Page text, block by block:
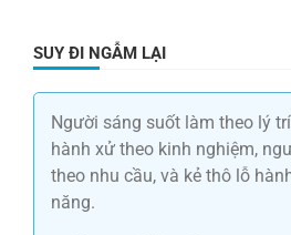
SUY ĐI NGẪM LẠI
Người sáng suốt làm theo lý
hành xử theo kinh nghiệm,
theo nhu cầu, và kẻ thô lỗ
năng.